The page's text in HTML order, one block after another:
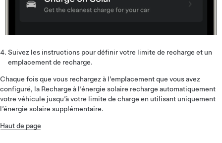
Suivez les instructions pour définir votre limite de recharge et un
emplacement de recharge.
Chaque fois que vous rechargez à l’emplacement que vous avez
configuré, la Recharge à l’énergie solaire recharge automatiquement
votre véhicule jusqu’à votre limite de charge en utilisant uniquement
l’énergie solaire supplémentaire.
Haut de page